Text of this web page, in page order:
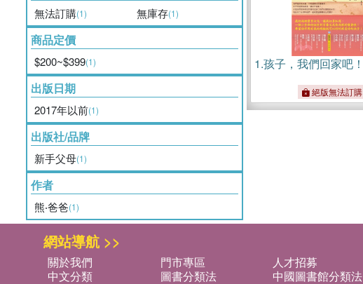
無法訂購(1) 無庫存(1)
商品定價
$200~$399(1)
出版日期
2017年以前(1)
出版社/品牌
新手父母(1)
作者
熊‧爸爸(1)
1.孩子，我們回家吧！
絕版無法訂購
網站導航 >>
關於我們 門市專區 人才招募
中文分類
圖書分類法 中國圖書館分類法